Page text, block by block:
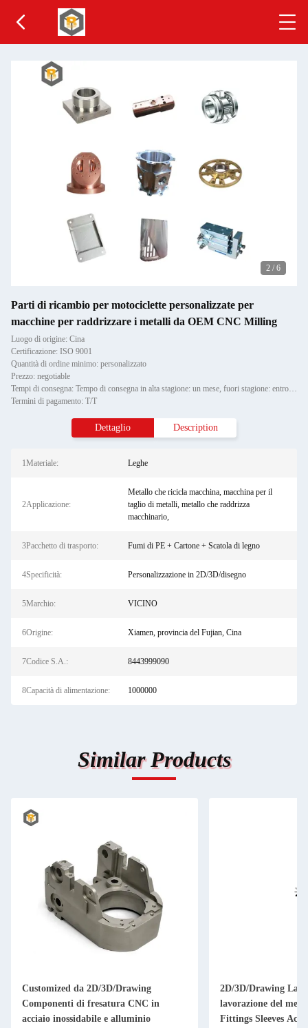
2 / 6
Parti di ricambio per motociclette personalizzate per
macchine per raddrizzare i metalli da OEM CNC Milling
Luogo di origine: Cina
Certificazione: ISO 9001
Quantità di ordine minimo: personalizzato
Prezzo: negotiable
Tempi di consegna: Tempo di consegna in alta stagione: un mese, fuori stagione: entro 15 giorni lavorativi
Termini di pagamento: T/T
Dettaglio Description
1Materiale: Leghe
2Applicazione:
Metallo che ricicla macchina, macchina per il
taglio di metalli, metallo che raddrizza
macchinario,
3Pacchetto di trasporto: Fumi di PE + Cartone + Scatola di legno
4Specificità: Personalizzazione in 2D/3D/disegno
5Marchio: VICINO
6Origine: Xiamen, provincia del Fujian, Cina
7Codice S.A.: 8443999090
8Capacità di alimentazione: 1000000
Similar Products
Customized da 2D/3D/Drawing
Componenti di fresatura CNC in
acciaio inossidabile e alluminio
2D/3D/Drawing La
lavorazione del
Fittings Sleeves